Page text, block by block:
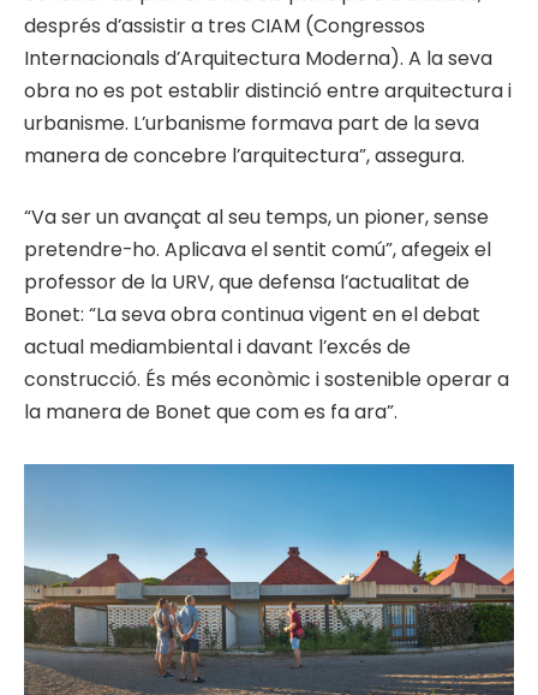
després d’assistir a tres CIAM (Congressos
Internacionals d’Arquitectura Moderna). A la seva
obra no es pot establir distinció entre arquitectura i
urbanisme. L’urbanisme formava part de la seva
manera de concebre l’arquitectura”, assegura.
“Va ser un avançat al seu temps, un pioner, sense
pretendre-ho. Aplicava el sentit comú”, afegeix el
professor de la URV, que defensa l’actualitat de
Bonet: “La seva obra continua vigent en el debat
actual mediambiental i davant l’excés de
construcció. És més econòmic i sostenible operar a
la manera de Bonet que com es fa ara”.